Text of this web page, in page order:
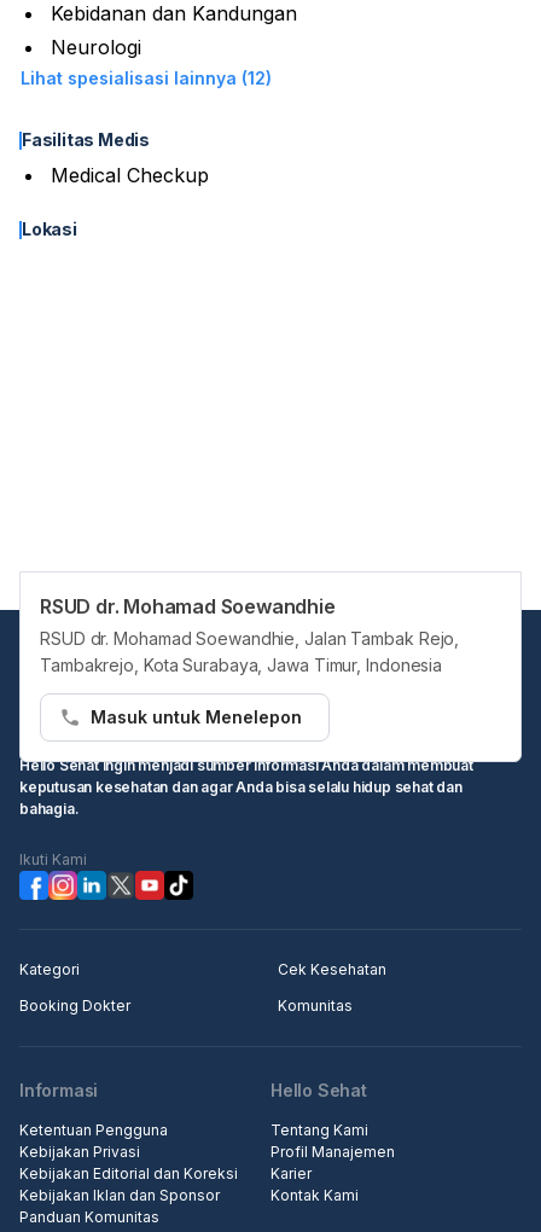
Kebidanan dan Kandungan
Neurologi
Lihat spesialisasi lainnya (12)
Fasilitas Medis
Medical Checkup
Lokasi
RSUD dr. Mohamad Soewandhie
RSUD dr. Mohamad Soewandhie, Jalan Tambak Rejo,
Tambakrejo, Kota Surabaya, Jawa Timur, Indonesia
Masuk untuk Menelepon
Hello Sehat ingin menjadi sumber informasi Anda dalam membuat
keputusan kesehatan dan agar Anda bisa selalu hidup sehat dan
bahagia.
Ikuti Kami
Kategori
Cek Kesehatan
Booking Dokter
Komunitas
Informasi
Ketentuan Pengguna
Kebijakan Privasi
Kebijakan Editorial dan Koreksi
Kebijakan Iklan dan Sponsor
Panduan Komunitas
Hello Sehat
Tentang Kami
Profil Manajemen
Karier
Kontak Kami